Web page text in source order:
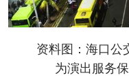
资料图：海口公交
为演出服务